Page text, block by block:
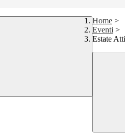
Home >
Eventi >
Estate